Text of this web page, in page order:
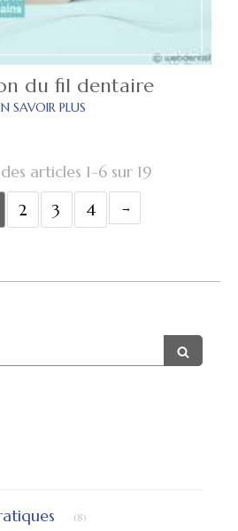
du fil dentaire
SAVOIR PLUS
articles 1-6 sur 19
2 3 4
(8)